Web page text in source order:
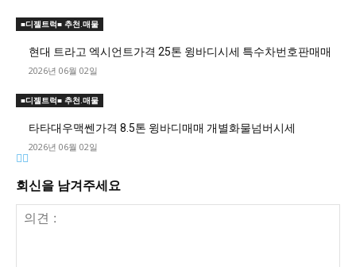
■디젤트럭■ 추천.매물
현대 트라고 엑시언트가격 25톤 윙바디시세 특수차번호판매매
2026년 06월 02일
■디젤트럭■ 추천.매물
타타대우맥쎈가격 8.5톤 윙바디매매 개별화물넘버시세
2026년 06월 02일
회신을 남겨주세요